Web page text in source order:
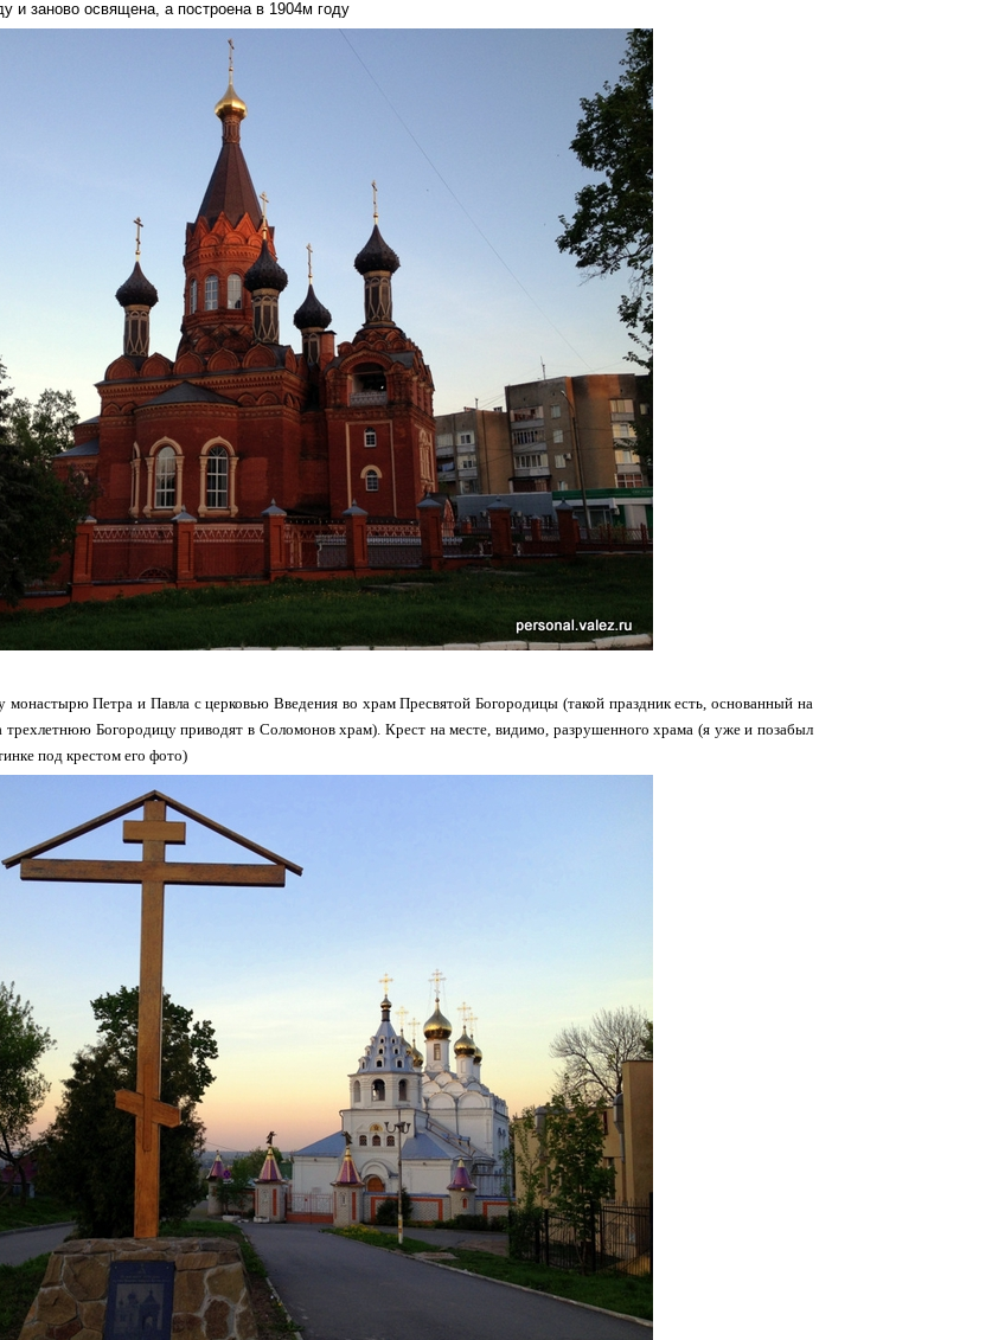
и заново освящена, а построена в 1904м году
монастырю Петра и Павла с церковью Введения во храм Пресвятой Богородицы (такой праздник есть, основанный на
трехлетнюю Богородицу приводят в Соломонов храм). Крест на месте, видимо, разрушенного храма (я уже и позабыл
под крестом его фото)